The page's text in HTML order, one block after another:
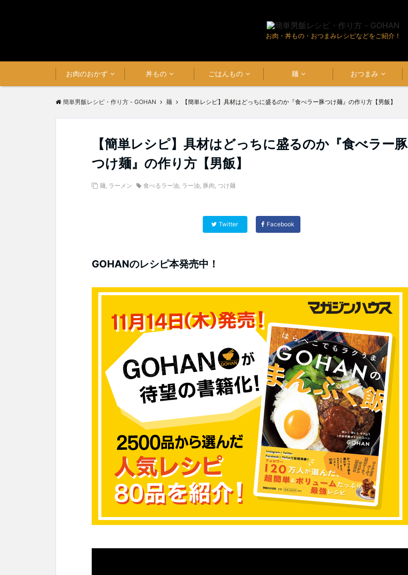
お肉・丼もの・おつまみレシピなどをご紹介！
お肉のおかず 丼もの ごはんもの 麺 おつまみ
簡単男飯レシピ・作り方 - GOHAN 麺 【簡単レシピ】具材はどっちに盛るのか『食べラー豚つけ麺』の作り方【男飯】
【簡単レシピ】具材はどっちに盛るのか『食べラー豚
つけ麺』の作り方【男飯】
麺, ラーメン 食べるラー油, ラー油, 豚肉, つけ麺
Twitter Facebook
GOHANのレシピ本発売中！